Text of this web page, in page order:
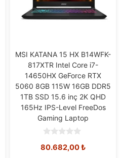
MSI KATANA 15 HX B14WFK-
817XTR Intel Core i7-
14650HX GeForce RTX
5060 8GB 115W 16GB DDR5
1TB SSD 15.6 inç 2K QHD
165Hz IPS-Level FreeDos
Gaming Laptop
o
80.682,00₺